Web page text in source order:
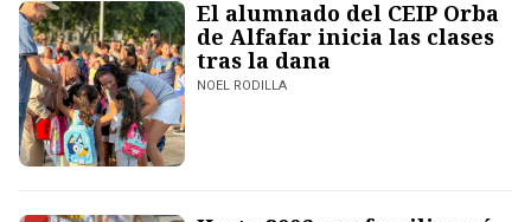
El alumnado del CEIP Orba
de Alfafar inicia las clases
tras la dana
NOEL RODILLA